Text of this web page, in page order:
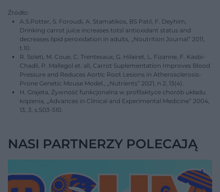
Źródło:
A.S.Potter, S. Foroudi, A. Stamatikos, BS Patil, F. Deyhim,
Drinking carrot juice increases totsl antioxidant status and
decreases lipid peroxidation in adults, „Noutrition Journal” 2011,
t.10.
R. Soleti, M. Coue, C. Trentesaux, G. Hilairet, L. Fizanne, F. Kasbi-
Chadli, P. Mallegol et. all, Carrot Suplementation Improves Blood
Pressure and Reduces Aortic Root Lesions in Atherosclerosis-
Prone Genetic Mouse Model., „Nutrients” 2021, n 2, 13(4).
H. Grajeta, Żywność funkcjonalna w profilaktyce chorób układu
krążenia, „Advances in Clinical and Experimental Medicine” 2004,
13, 3, s.503-510.
NASI PARTNERZY POLECAJĄ